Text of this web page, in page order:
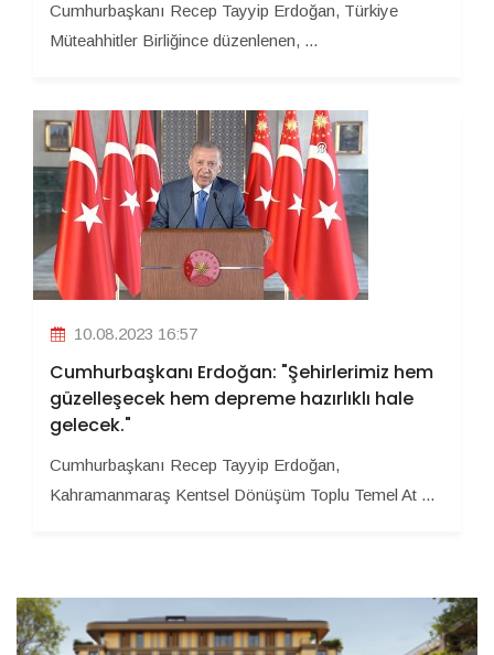
Cumhurbaşkanı Recep Tayyip Erdoğan, Türkiye
Müteahhitler Birliğince düzenlenen, ...
10.08.2023 16:57
Cumhurbaşkanı Erdoğan: "Şehirlerimiz hem
güzelleşecek hem depreme hazırlıklı hale
gelecek."
Cumhurbaşkanı Recep Tayyip Erdoğan,
Kahramanmaraş Kentsel Dönüşüm Toplu Temel At ...